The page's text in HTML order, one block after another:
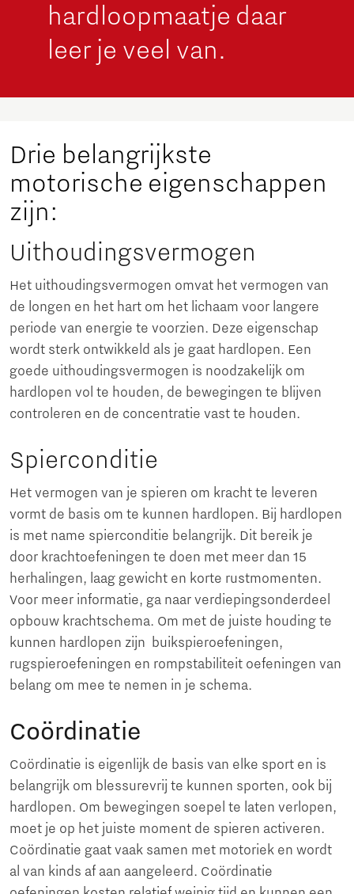
hardloopmaatje daar
leer je veel van.
Drie belangrijkste
motorische eigenschappen
zijn:
Uithoudingsvermogen
Het uithoudingsvermogen omvat het vermogen van
de longen en het hart om het lichaam voor langere
periode van energie te voorzien. Deze eigenschap
wordt sterk ontwikkeld als je gaat hardlopen. Een
goede uithoudingsvermogen is noodzakelijk om
hardlopen vol te houden, de bewegingen te blijven
controleren en de concentratie vast te houden.
Spierconditie
Het vermogen van je spieren om kracht te leveren
vormt de basis om te kunnen hardlopen. Bij hardlopen
is met name spierconditie belangrijk. Dit bereik je
door krachtoefeningen te doen met meer dan 15
herhalingen, laag gewicht en korte rustmomenten.
Voor meer informatie, ga naar verdiepingsonderdeel
opbouw krachtschema. Om met de juiste houding te
kunnen hardlopen zijn buikspieroefeningen,
rugspieroefeningen en rompstabiliteit oefeningen van
belang om mee te nemen in je schema.
Coördinatie
Coördinatie is eigenlijk de basis van elke sport en is
belangrijk om blessurevrij te kunnen sporten, ook bij
hardlopen. Om bewegingen soepel te laten verlopen,
moet je op het juiste moment de spieren activeren.
Coördinatie gaat vaak samen met motoriek en wordt
al van kinds af aan aangeleerd. Coördinatie